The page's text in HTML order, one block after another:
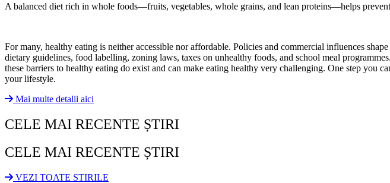
A balanced diet rich in whole foods—fruits, vegetables, whole grains, and lean proteins—helps
For many, healthy eating is neither accessible nor affordable. Policies and commercial influences
dietary guidelines, food labelling, zoning laws, taxes on unhealthy foods, and school meal
these barriers to healthy eating do exist and can make eating healthy very challenging. One step you
your lifestyle.
Mai multe detalii aici
CELE MAI RECENTE ȘTIRI
CELE MAI RECENTE ȘTIRI
VEZI TOATE STIRILE